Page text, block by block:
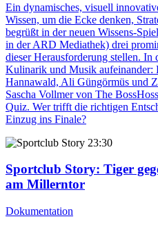
Ein dynamisches, visuell
Wissen, um die Ecke denken,
begrüßt in der neuen Wissens-
in der ARD Mediathek) drei
dieser Herausforderung stellen. In
Kulinarik und Musik aufeinander:
Hannawald, Ali Güngörmüs und
Sascha Vollmer von The
Quiz. Wer trifft die richtigen
Einzug ins Finale?
23:30
Sportclub Story: Tiger
am Millerntor
Dokumentation